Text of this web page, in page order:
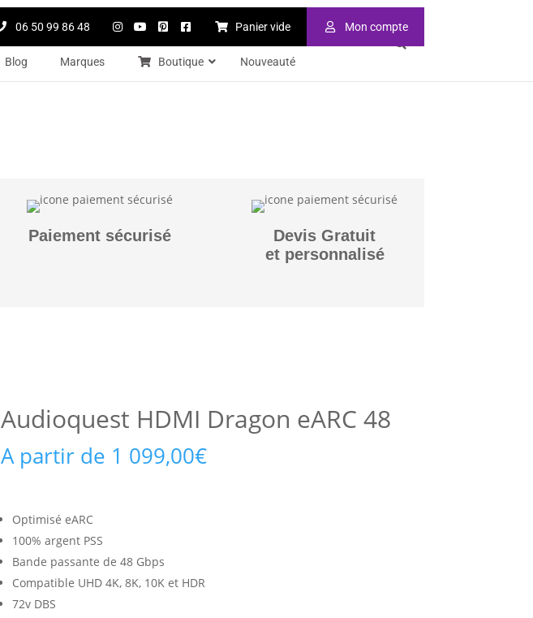
06 50 99 86 48 Panier vide Mon compte
Blog Marques Boutique Nouveauté
Paiement sécurisé
Devis Gratuit
et personnalisé
Audioquest HDMI Dragon eARC 48
A partir de 1 099,00€
Optimisé eARC
100% argent PSS
Bande passante de 48 Gbps
Compatible UHD 4K, 8K, 10K et HDR
72v DBS